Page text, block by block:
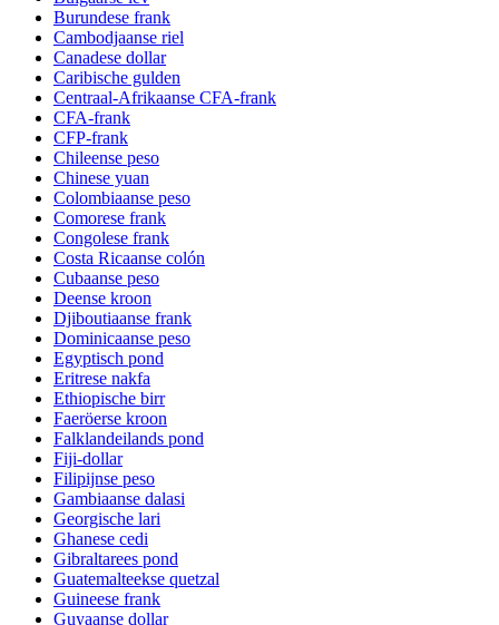
Burundese frank
Cambodjaanse riel
Canadese dollar
Caribische gulden
Centraal-Afrikaanse CFA-frank
CFA-frank
CFP-frank
Chileense peso
Chinese yuan
Colombiaanse peso
Comorese frank
Congolese frank
Costa Ricaanse colón
Cubaanse peso
Deense kroon
Djiboutiaanse frank
Dominicaanse peso
Egyptisch pond
Eritrese nakfa
Ethiopische birr
Faeröerse kroon
Falklandeilands pond
Fiji-dollar
Filipijnse peso
Gambiaanse dalasi
Georgische lari
Ghanese cedi
Gibraltarees pond
Guatemalteekse quetzal
Guineese frank
Guyaanse dollar